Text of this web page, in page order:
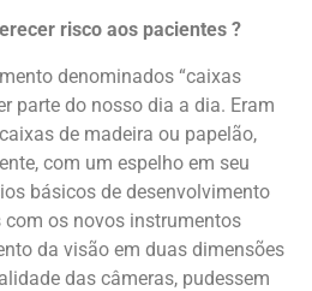
risco aos pacientes ?
denominados “caixas
parte do nosso dia a dia. Eram
de madeira ou papelão,
com um espelho em seu
básicos de desenvolvimento
os novos instrumentos
da visão em duas dimensões
das câmeras, pudessem